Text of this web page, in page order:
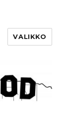
VALIKKO